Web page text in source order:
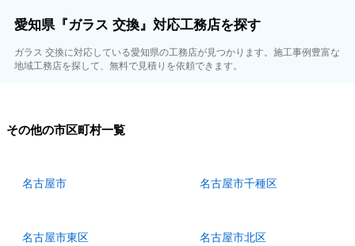
愛知県『ガラス 交換』対応工務店を探す
ガラス 交換に対応している愛知県の工務店が見つかります。施工事例豊富な
地域工務店を探して、無料で見積りを依頼できます。
その他の市区町村一覧
名古屋市 名古屋市千種区
名古屋市東区 名古屋市北区